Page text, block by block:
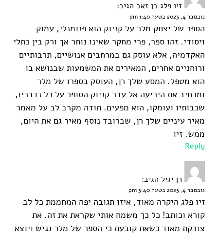
זיו פלג בן זאב הגיב:
נובמבר 4, 2023 בשעה 1:40 pm
הספר של יצחק מלר על קניוק הוא פנומנלי, עמוק
ויסודי. זהו ספר, פרי מחקר שאינו נותר אך ורק בין כתלי
האקדמיה, אלא עוסק גם במרחבים אנושיים, תרבותיים
ורוחניים אחרים, המאירים את המשמעות שבנושא בו
הוא מטפל. המסע שלך רן, העוסק בספרו של מלר
ומרחיב את היריעה אל עבר קניוק הסופר על כל נדבכיו,
שכבותיו ועומקו, הוא מפעים. תודה מקרב לב על מאמר
מאיר עיניים שלך רן, שברובד נוסף מאיר גם את היום,
ממש. זיו
Reply
רן יגיל הגיב:
נובמבר 4, 2023 בשעה 3:40 pm
זיו פלג היקרה מאוד, איזו תגובה יפה המחממת כל לב
קורא וכותב! כל כך משמח אותי שקראת את זה. את
צודקת מאוד כשאת קובעת כי הספר של מלר נגיש ויוצא